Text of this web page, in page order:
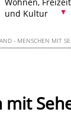
und Kultur
- MENSCHEN MIT